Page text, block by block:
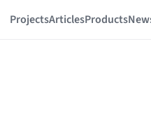
ProjectsArticlesProducts